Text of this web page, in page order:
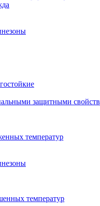
защитными
температур
температур